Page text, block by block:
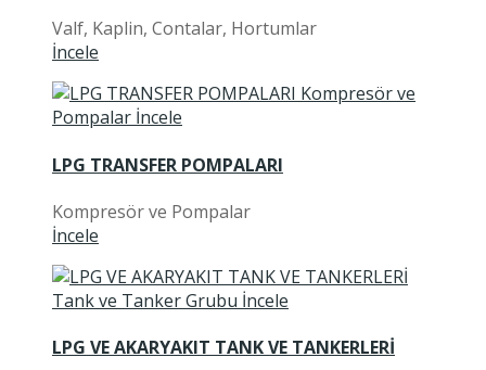
Valf, Kaplin, Contalar, Hortumlar
İncele
LPG TRANSFER POMPALARI
Kompresör ve Pompalar
İncele
LPG VE AKARYAKIT TANK VE TANKERLERİ